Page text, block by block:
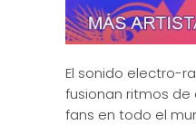
El sonido electro-
fusionan ritmos de
fans en todo el